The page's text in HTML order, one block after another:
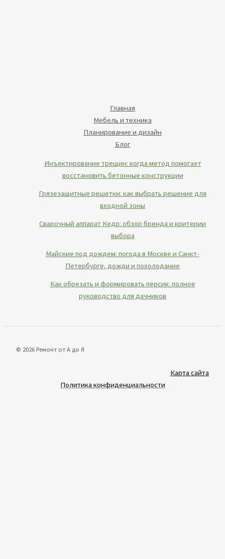
Главная
Мебель и техника
Планирование и дизайн
Блог
Инъектирование трещин: когда метод помогает
восстановить бетонные конструкции
Грязезащитные решетки: как выбрать решение для
входной зоны
Сварочный аппарат Кедр: обзор бренда и критерии
выбора
Майские под дождем: погода в Москве и Санкт-
Петербурге, дожди и похолодание
Как обрезать и формировать персик: полное
руководство для дачников
© 2026 Ремонт от А до Я
Карта сайта
Политика конфиденциальности